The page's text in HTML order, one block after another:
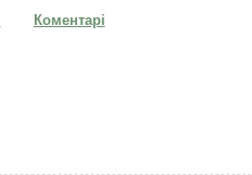
про Такса "удочерила"
Коментарі